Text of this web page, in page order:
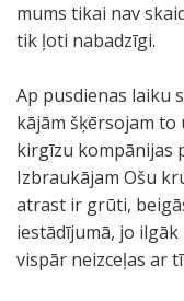
mums tikai nav
tik ļoti nabadzīgi.
Ap pusdienas laiku
kājām šķērsojam to
kirgīzu kompānijas
Izbraukājam Ošu
atrast ir grūti,
iestādījumā, jo
vispār neizceļas ar